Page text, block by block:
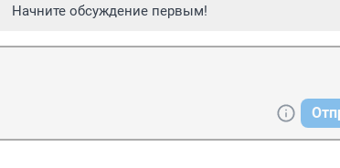
Начните обсуждение первым!